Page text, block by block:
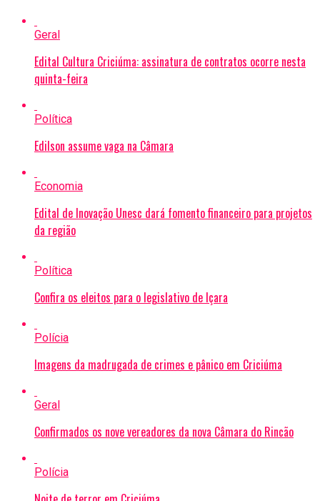
Geral
Edital Cultura Criciúma: assinatura de contratos ocorre nesta
quinta-feira
Política
Edilson assume vaga na Câmara
Economia
Edital de Inovação Unesc dará fomento financeiro para projetos
da região
Política
Confira os eleitos para o legislativo de Içara
Polícia
Imagens da madrugada de crimes e pânico em Criciúma
Geral
Confirmados os nove vereadores da nova Câmara do Rincão
Polícia